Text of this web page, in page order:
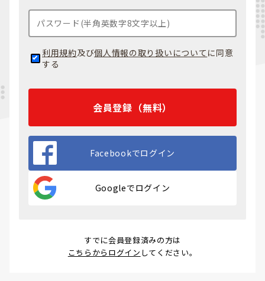
利用規約及び個人情報の取り扱いについて に同意
する
会員登録（無料）
Facebookでログイン
Googleでログイン
すでに会員登録済みの方は
こちらからログイン してください。